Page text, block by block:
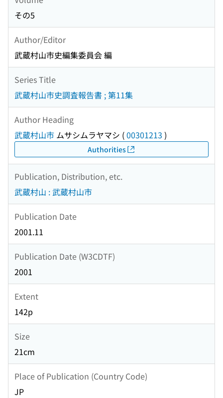
その5
Author/Editor
武蔵村山市史編集委員会 編
Series Title
武蔵村山市史調査報告書 ; 第11集
Author Heading
武蔵村山市 ムサシムラヤマシ (00301213 )
Authorities
Publication, Distribution, etc.
武蔵村山 : 武蔵村山市
Publication Date
2001.11
Publication Date (W3CDTF)
2001
Extent
142p
Size
21cm
Place of Publication (Country Code)
JP